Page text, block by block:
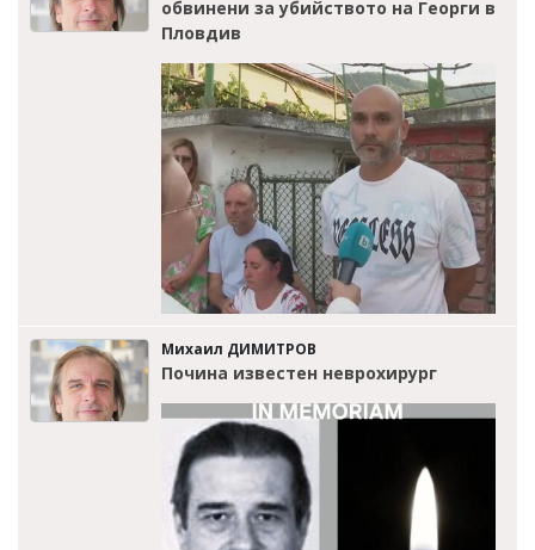
обвинени за убийството на Георги в
Пловдив
Михаил ДИМИТРОВ
Почина известен неврохирург